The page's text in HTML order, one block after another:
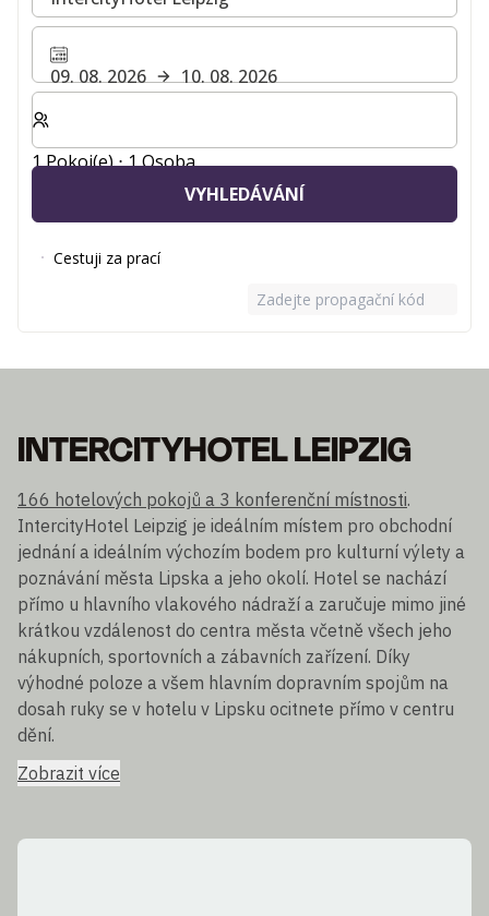
09. 08. 2026
10. 08. 2026
Zvolte počet pokojů a hostů pro svůj pobyt
1 Pokoj(e) ⋅ 1 Osoba
VYHLEDÁVÁNÍ
Cestuji za prací
Zadejte propagační kód
INTERCITYHOTEL LEIPZIG
166 hotelových pokojů a 3 konferenční místnosti.
IntercityHotel Leipzig je ideálním místem pro obchodní
jednání a ideálním výchozím bodem pro kulturní výlety a
poznávání města Lipska a jeho okolí. Hotel se nachází
přímo u hlavního vlakového nádraží a zaručuje mimo jiné
krátkou vzdálenost do centra města včetně všech jeho
nákupních, sportovních a zábavních zařízení. Díky
výhodné poloze a všem hlavním dopravním spojům na
dosah ruky se v hotelu v Lipsku ocitnete přímo v centru
dění.
Zobrazit více